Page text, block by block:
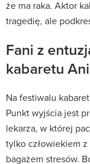
że ma raka. Aktor
tragedię, ale
Fani z
kabaretu
Na festiwalu
Punkt wyjścia jest
lekarza, w której
tylko człowiekiem
bagażem stresów.